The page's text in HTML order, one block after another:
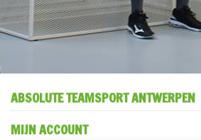
ABSOLUTE TEAMSPORT ANTWERPEN
MIJN ACCOUNT